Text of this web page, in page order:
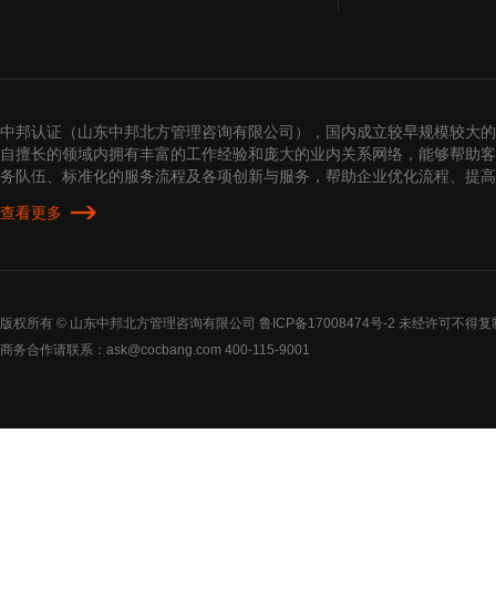
中邦认证（山东中邦北方管理咨询有限公司），国内成立较早规模较大
自擅长的领域内拥有丰富的工作经验和庞大的业内关系网络，能够帮助
务队伍、标准化的服务流程及各项创新与服务，帮助企业优化流程、提
查看更多
版权所有 © 山东中邦北方管理咨询有限公司 鲁ICP备17008474号-2 未经许可不得复
商务合作请联系：ask@cocbang.com 400-115-9001